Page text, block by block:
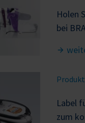
Holen
bei
Label
zum